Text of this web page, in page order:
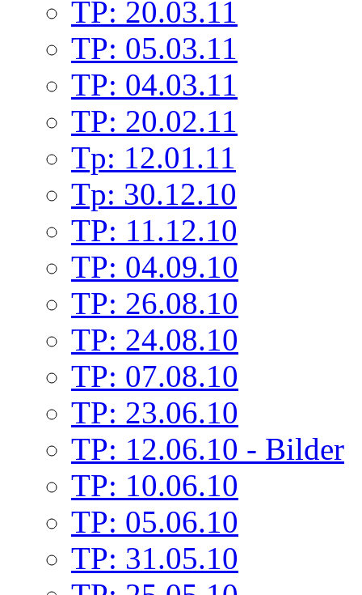
TP: 20.03.11
TP: 05.03.11
TP: 04.03.11
TP: 20.02.11
Tp: 12.01.11
Tp: 30.12.10
TP: 11.12.10
TP: 04.09.10
TP: 26.08.10
TP: 24.08.10
TP: 07.08.10
TP: 23.06.10
TP: 12.06.10 - Bilder
TP: 10.06.10
TP: 05.06.10
TP: 31.05.10